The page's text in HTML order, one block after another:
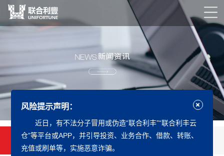
新闻中心 知识中心 公益之行 下载中心
风险提示声明：
近日，有不法分子冒用或伪造“联合利丰”“联合利丰云
仓”等平台或APP，并引导投资、业务合作、借款、转账、
充值或刷单等，实施恶意诈骗。